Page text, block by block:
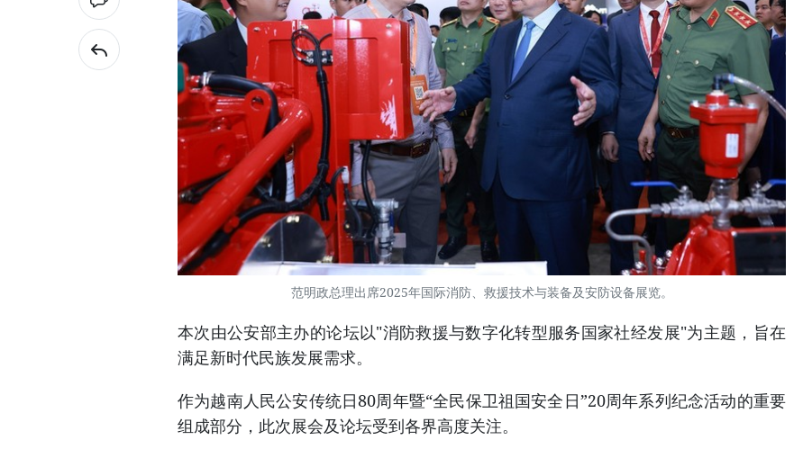
范明政总理出席2025年国际消防、救援技术与装备及安防设备展览。
本次由公安部主办的论坛以"消防救援与数字化转型服务国家社经发展"为主题，旨在
满足新时代民族发展需求。
作为越南人民公安传统日80周年暨“全民保卫祖国安全日”20周年系列纪念活动的重要
组成部分，此次展会及论坛受到各界高度关注。